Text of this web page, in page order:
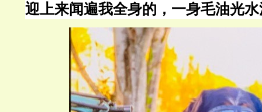
迎上来闻遍我全身的，一身毛油光